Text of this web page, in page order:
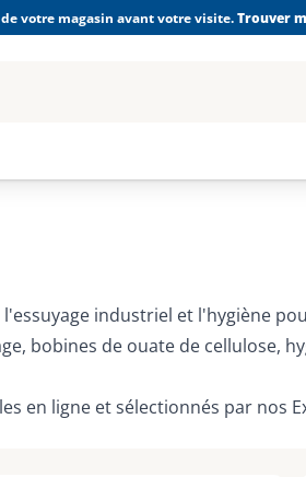
votre magasin avant votre visite.Trouver
l'essuyage industriel et l'hygiène
bobines de ouate de cellulose,
en ligne et sélectionnés par nos